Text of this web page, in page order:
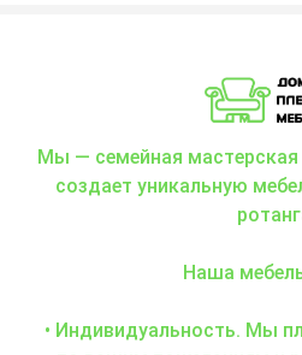
Мы — семейная мастерская
создает уникальную
Наша
• Индивидуальность. Мы